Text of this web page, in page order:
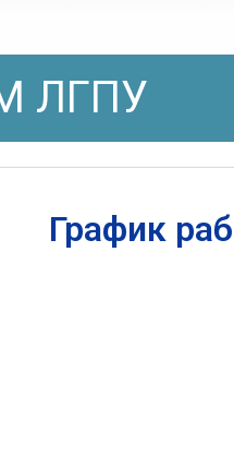
ЛГПУ
График